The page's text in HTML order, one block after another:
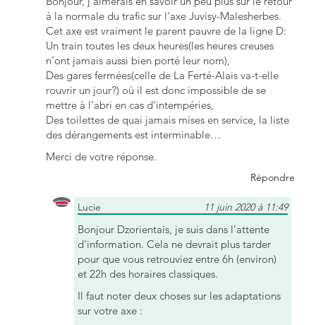
à la normale du trafic sur l’axe Juvisy-Malesherbes.
Cet axe est vraiment le parent pauvre de la ligne D:
Un train toutes les deux heures(les heures creuses
n’ont jamais aussi bien porté leur nom),
Des gares fermées(celle de La Ferté-Alais va-t-elle
rouvrir un jour?) où il est donc impossible de se
mettre à l’abri en cas d’intempéries,
Des toilettes de quai jamais mises en service, la liste
des dérangements est interminable…
Merci de votre réponse.
Répondre
Lucie 11 juin 2020 à 11:49
Bonjour Dzorientais, je suis dans l’attente
d’information. Cela ne devrait plus tarder
pour que vous retrouviez entre 6h (environ)
et 22h des horaires classiques.
Il faut noter deux choses sur les adaptations
sur votre axe :